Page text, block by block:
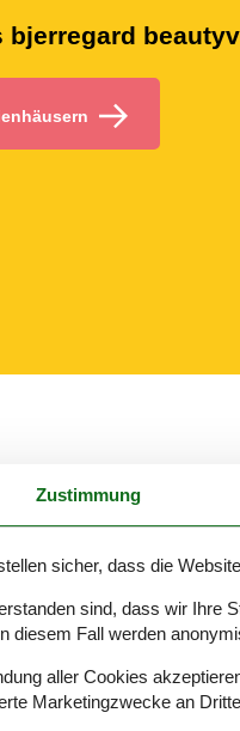
bjerregard
Ferienhaus nutzen möchten.
im himmlisch
Perfekt für den
Zustimmung
sicher, dass die
sind, dass wir Ihre
diesem Fall werden
aller Cookies
Marketingzwecke an